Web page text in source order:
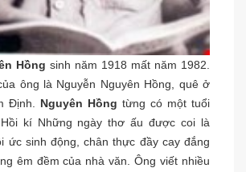
Hồng sinh năm 1918 mất năm 1982.
ông là Nguyễn Nguyên Hồng, quê ở
Định. Nguyên Hồng từng có một tuổi
kí Những ngày thơ ấu được coi là
ức sinh động, chân thực đầy cay đắng
êm đềm của nhà văn. Ông viết nhiều